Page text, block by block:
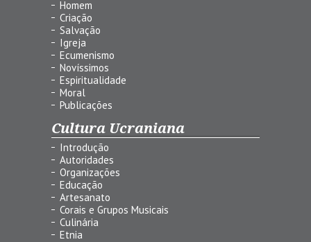
Homem
Criação
Salvação
Igreja
Ecumenismo
Novíssimos
Espiritualidade
Moral
Publicações
Cultura Ucraniana
Introdução
Autoridades
Organizações
Educação
Artesanato
Corais e Grupos Musicais
Culinária
Etnia